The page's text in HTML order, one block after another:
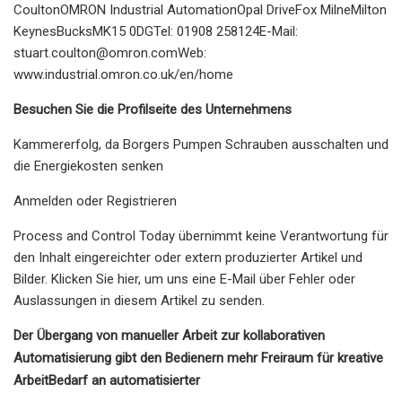
CoultonOMRON Industrial AutomationOpal DriveFox MilneMilton
KeynesBucksMK15 0DGTel: 01908 258124E-Mail:
stuart.coulton@omron.comWeb:
www.industrial.omron.co.uk/en/home
Besuchen Sie die Profilseite des Unternehmens
Kammererfolg, da Borgers Pumpen Schrauben ausschalten und
die Energiekosten senken
Anmelden oder Registrieren
Process and Control Today übernimmt keine Verantwortung für
den Inhalt eingereichter oder extern produzierter Artikel und
Bilder. Klicken Sie hier, um uns eine E-Mail über Fehler oder
Auslassungen in diesem Artikel zu senden.
Der Übergang von manueller Arbeit zur kollaborativen
Automatisierung gibt den Bedienern mehr Freiraum für kreative
ArbeitBedarf an automatisierter